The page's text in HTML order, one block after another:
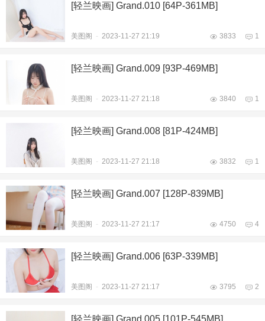
[轻兰映画] Grand.010 [64P-361MB]
美图阁 - 2023-11-27 21:19 1
3833
[轻兰映画] Grand.009 [93P-469MB]
美图阁 - 2023-11-27 21:18 1
3840
[轻兰映画] Grand.008 [81P-424MB]
美图阁 - 2023-11-27 21:18 1
3832
[轻兰映画] Grand.007 [128P-839MB]
美图阁 - 2023-11-27 21:17 4
4750
[轻兰映画] Grand.006 [63P-339MB]
美图阁 - 2023-11-27 21:17 2
3795
[轻兰映画] Grand.005 [101P-545MB]